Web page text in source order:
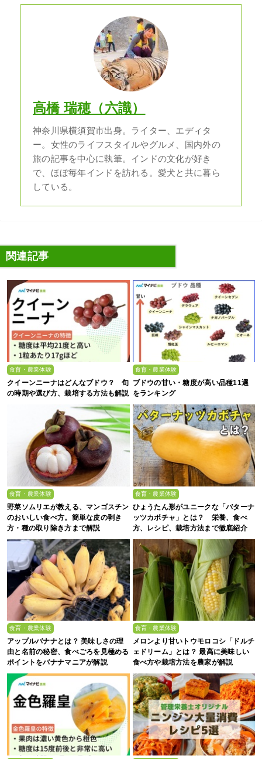
高橋 瑞穂（六識）
神奈川県横須賀市出身。ライター、エディタ
ー。女性のライフスタイルやグルメ、国内外の
旅の記事を中心に執筆。インドの文化が好き
で、ほぼ毎年インドを訪れる。愛犬と共に暮ら
している。
関連記事
食育・農業体験
クイーンニーナはどんなブドウ？ 旬
の時期や選び方、栽培する方法も解説
食育・農業体験
ブドウの甘い・糖度が高い品種11選
をランキング
食育・農業体験
野菜ソムリエが教える、マンゴスチン
のおいしい食べ方。簡単な皮の剥き
方・種の取り除き方まで解説
食育・農業体験
ひょうたん形がユニークな「バターナ
ッツカボチャ」とは？ 栄養、食べ
方、レシピ、栽培方法まで徹底紹介
食育・農業体験
アップルバナナとは？ 美味しさの理
由と名前の秘密、食べごろを見極める
ポイントをバナナマニアが解説
食育・農業体験
メロンより甘いトウモロコシ「ドルチ
ェドリーム」とは？ 最高に美味しい
食べ方や栽培方法を農家が解説